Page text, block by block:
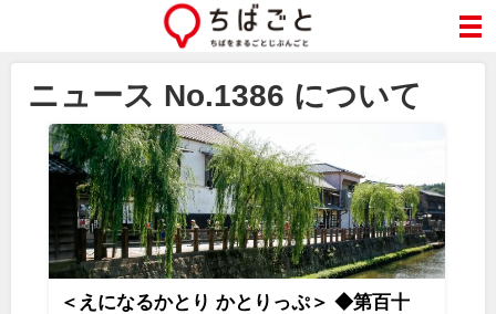
ニュース No.1386 について
＜えになるかとり かとりっぷ＞ ◆第百十